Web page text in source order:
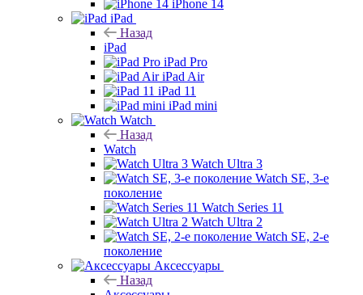
iPhone 14
iPad
Назад
iPad
iPad Pro
iPad Air
iPad 11
iPad mini
Watch
Назад
Watch
Watch Ultra 3
Watch SE, 3-е
поколение
Watch Series 11
Watch Ultra 2
Watch SE, 2-е
поколение
Аксессуары
Назад